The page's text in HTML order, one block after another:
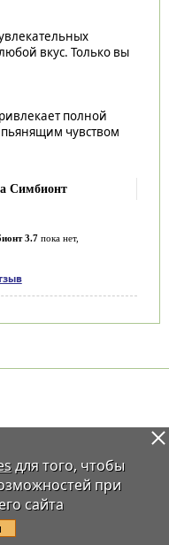
вкус. Только вы
полной
чувством
Симбионт
3.7пока нет,
для того, чтобы
при
сайта